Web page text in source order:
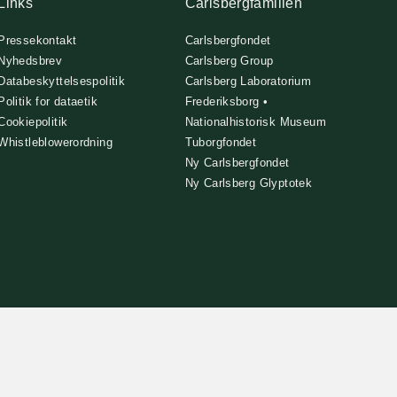
for dataetik
Carlsbergfondet
Carlsberg Group
Carlsberg Laboratorium
Frederiksborg •
Nationalhistorisk Museum
Tuborgfondet
Ny Carlsbergfondet
Ny Carlsberg Glyptotek